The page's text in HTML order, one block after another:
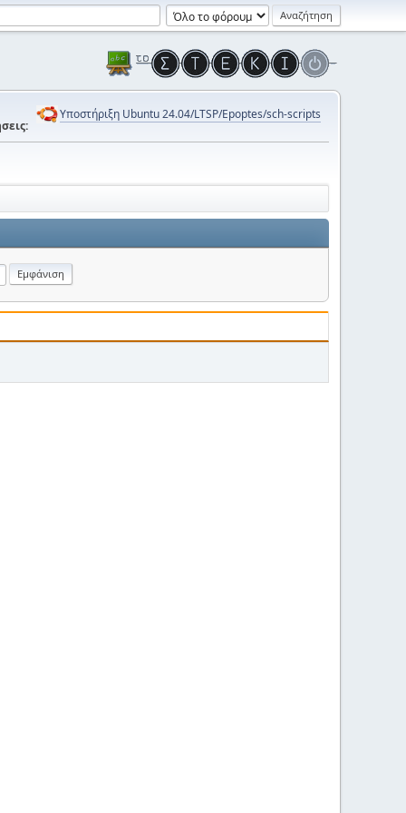
Υποστήριξη Ubuntu 24.04/LTSP/Epoptes/sch-scripts